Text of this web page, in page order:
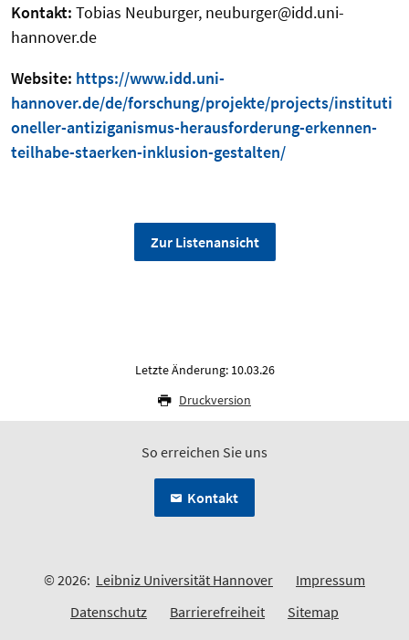
Kontakt: Tobias Neuburger, neuburger@idd.uni-
hannover.de
Website: https://www.idd.uni-
hannover.de/de/forschung/projekte/projects/instituti
oneller-antiziganismus-herausforderung-erkennen-
teilhabe-staerken-inklusion-gestalten/
Zur Listenansicht
Letzte Änderung: 10.03.26
Druckversion
So erreichen Sie uns
Kontakt
© 2026: Leibniz Universität Hannover
Impressum
Datenschutz
Barrierefreiheit Sitemap